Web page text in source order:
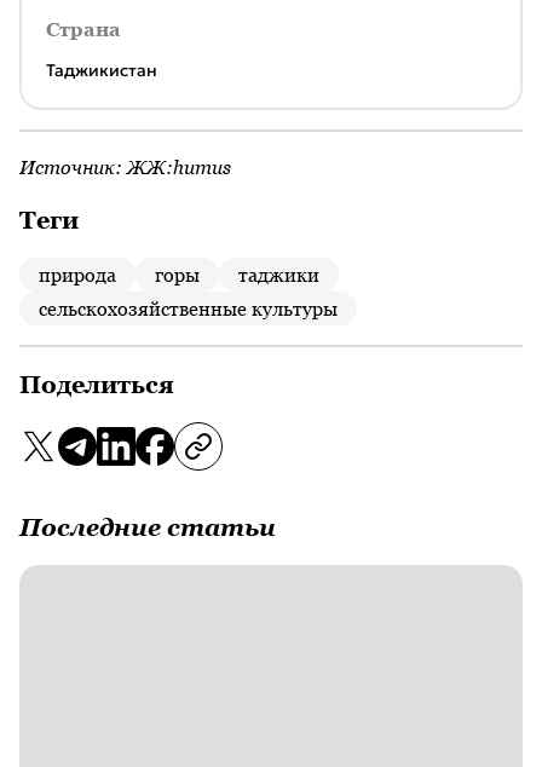
Страна
Таджикистан
Источник: ЖЖ:humus
Теги
природа горы
таджики
сельскохозяйственные культуры
Поделиться
Последние статьи